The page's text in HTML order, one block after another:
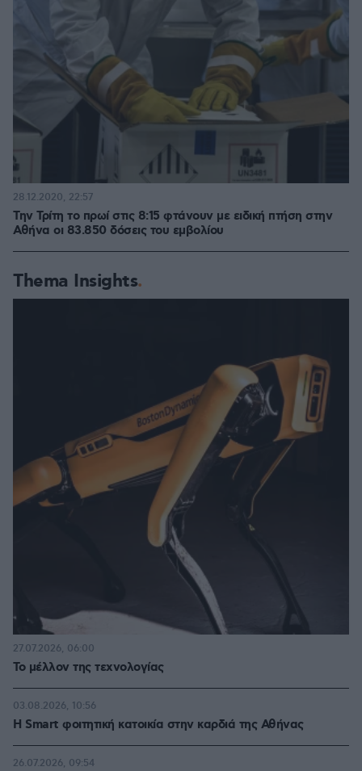
Την Τρίτη το πρωί στις 8:15 φτάνουν με ειδική πτήση στην
Αθήνα οι 83.850 δόσεις του εμβολίου
28.12.2020, 22:57
Thema Insights
Το μέλλον της τεχνολογίας
27.07.2026, 06:00
Η Smart φοιτητική κατοικία στην καρδιά της Αθήνας
03.08.2026, 10:56
26.07.2026, 09:54